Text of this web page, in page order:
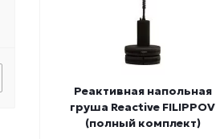
Реактивная напольная
груша Reactive FILIPPOV
(полный комплект)